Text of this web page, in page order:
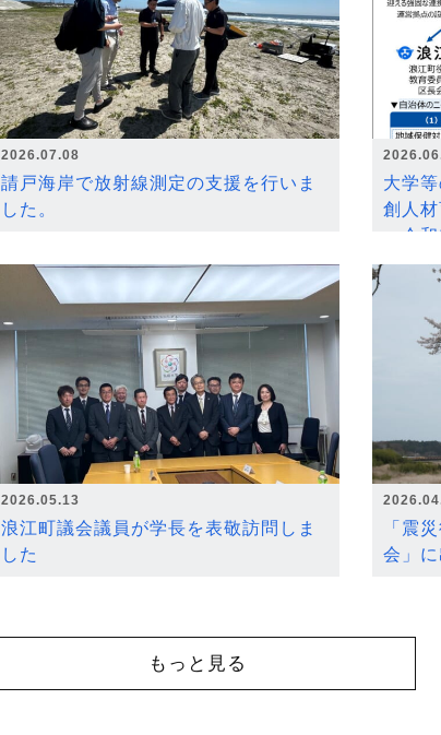
2026.07.08
請戸海岸で放射線測定の支援を行いま
した。
大学
創人
～令
2026.05.13
浪江町議会議員が学長を表敬訪問しま
した
「震
会」
もっと見る